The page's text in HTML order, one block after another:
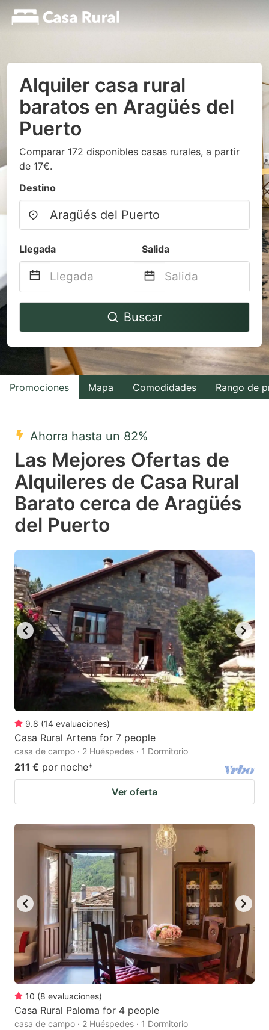
Alquiler casa rural
baratos en Aragüés del
Puerto
Comparar 172 disponibles casas rurales, a partir
de 17€.
Destino
Llegada Salida
Navigate
to
interact
with
the
select
a
date.
Press
the
question
mark
to
get
the
keyboard
shortcuts
for
changing
dates.
Navigate
to
interact
with
the
a
date.
Press
mark
key
to
get
the
keyboard
shortcuts
for
changing
dates.
Buscar
Promociones Mapa Comodidades Rango de
Ahorra hasta un 82%
Las Mejores Ofertas de
Alquileres de Casa Rural
Barato cerca de Aragüés
del Puerto
9.8 (14 evaluaciones)
Casa Rural Artena for 7 people
casa de campo · 2 Huéspedes · 1 Dormitorio
211 € por noche*
Ver oferta
10 (8 evaluaciones)
Casa Rural Paloma for 4 people
casa de campo · 2 Huéspedes · 1 Dormitorio